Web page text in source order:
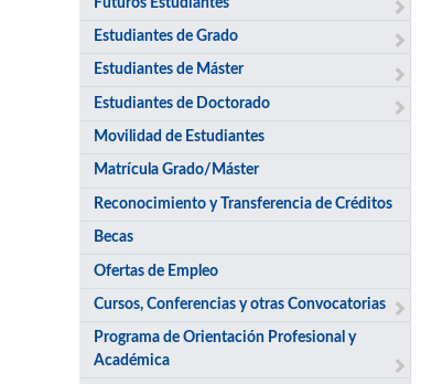
Estudiantes de Grado
Estudiantes de Máster
Estudiantes de Doctorado
Movilidad de Estudiantes
Matrícula Grado/Máster
Reconocimiento y Transferencia de Créditos
Becas
Ofertas de Empleo
Cursos, Conferencias y otras Convocatorias
Programa de Orientación Profesional y
Académica